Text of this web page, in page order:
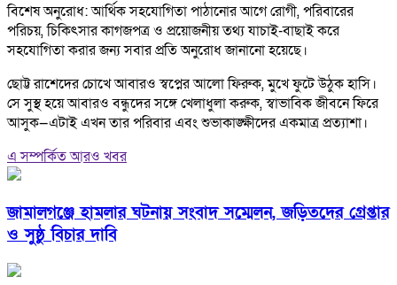
বিশেষ অনুরোধ: আর্থিক সহযোগিতা পাঠানোর আগে রোগী, পরিবারের
পরিচয়, চিকিৎসার কাগজপত্র ও প্রয়োজনীয় তথ্য যাচাই-বাছাই করে
সহযোগিতা করার জন্য সবার প্রতি অনুরোধ জানানো হয়েছে।
ছোট্ট রাশেদের চোখে আবারও স্বপ্নের আলো ফিরুক, মুখে ফুটে উঠুক হাসি।
সে সুস্থ হয়ে আবারও বন্ধুদের সঙ্গে খেলাধুলা করুক, স্বাভাবিক জীবনে ফিরে
আসুক—এটাই এখন তার পরিবার এবং শুভাকাঙ্ক্ষীদের একমাত্র প্রত্যাশা।
এ সম্পর্কিত আরও খবর
জামালগঞ্জে হামলার ঘটনায় সংবাদ সম্মেলন, জড়িতদের গ্রেপ্তার
ও সুষ্ঠু বিচার দাবি